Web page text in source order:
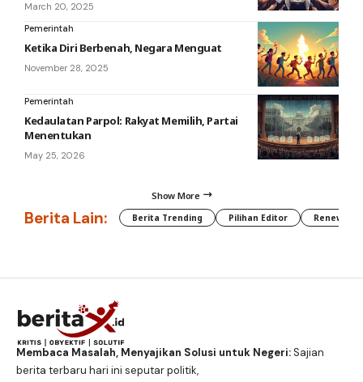
March 20, 2025
Pemerintah
Ketika Diri Berbenah, Negara Menguat
November 28, 2025
Pemerintah
Kedaulatan Parpol: Rakyat Memilih, Partai
Menentukan
May 25, 2026
Show More
Berita Lain: Berita Trending Pilihan Editor
Membaca Masalah, Menyajikan Solusi untuk Negeri:Sajian
berita terbaru hari ini seputar politik,